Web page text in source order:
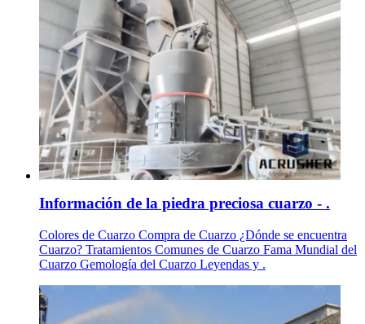
Información de la piedra preciosa cuarzo - .
Colores de Cuarzo Compra de Cuarzo ¿Dónde se encuentra
Cuarzo? Tratamientos Comunes de Cuarzo Fama Mundial del
Cuarzo Gemología del Cuarzo Leyendas y .